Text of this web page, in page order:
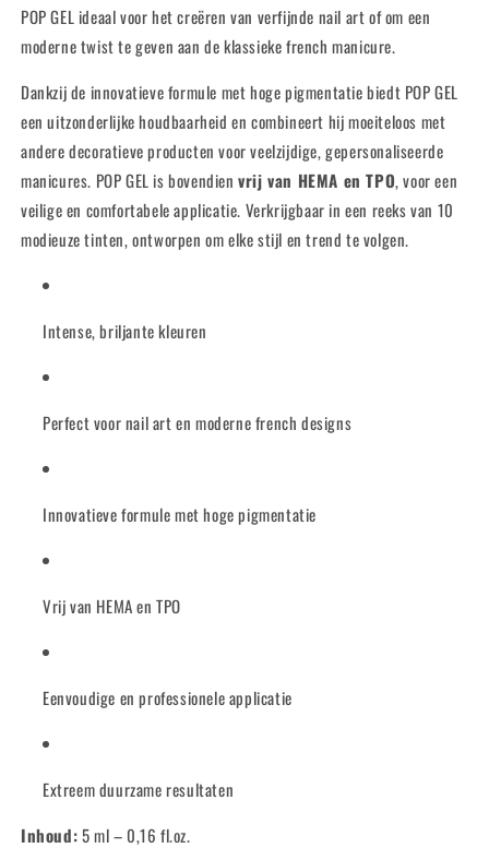
POP GEL ideaal voor het creëren van verfijnde nail art of om een
moderne twist te geven aan de klassieke french manicure.
Dankzij de innovatieve formule met hoge pigmentatie biedt POP GEL
een uitzonderlijke houdbaarheid en combineert hij moeiteloos met
andere decoratieve producten voor veelzijdige, gepersonaliseerde
manicures. POP GEL is bovendienvrij van HEMA en TPO, voor een
veilige en comfortabele applicatie. Verkrijgbaar in een reeks van 10
modieuze tinten, ontworpen om elke stijl en trend te volgen.
Intense, briljante kleuren
Perfect voor nail art en moderne french designs
Innovatieve formule met hoge pigmentatie
Vrij van HEMA en TPO
Eenvoudige en professionele applicatie
Extreem duurzame resultaten
Inhoud:5 ml – 0,16 fl.oz.